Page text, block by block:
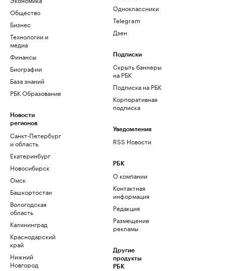
Общество
Бизнес
Технологии и
медиа
Финансы
Биографии
База знаний
РБК Образование
Новости
регионов
Санкт-Петербург
и область
Екатеринбург
Новосибирск
Омск
Башкортостан
Вологодская
область
Калининград
Краснодарский
край
Нижний
Новгород
Одноклассники
Telegram
Дзен
Подписки
Скрыть баннеры
на РБК
Подписка на РБК
Корпоративная
подписка
Уведомления
RSS Новости
РБК
О компании
Контактная
информация
Редакция
Размещение
рекламы
Другие
продукты
РБК